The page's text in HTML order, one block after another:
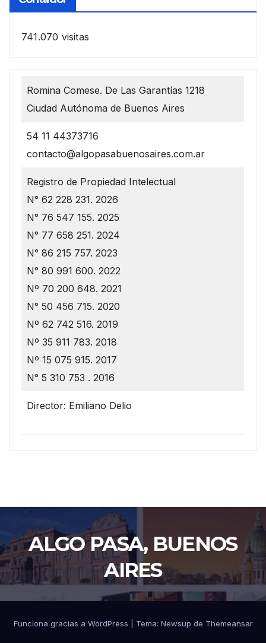
741.070 visitas
Romina Comese. De Las Garantías 1218
Ciudad Autónoma de Buenos Aires
54 11 44373716
contacto@algopasabuenosaires.com.ar
Registro de Propiedad Intelectual
N° 62 228 231. 2026
N° 76 547 155. 2025
N° 77 658 251. 2024
N° 86 215 757. 2023
N° 80 991 600. 2022
Nº 70 200 648. 2021
N° 50 456 715. 2020
Nº 62 742 516. 2019
Nº 35 911 783. 2018
Nº 15 075 915. 2017
N° 5 310 753 . 2016
Director: Emiliano Delio
ALGO PASA, BUENOS
AIRES
Funciona gracias a WordPress Tema: Newsup de Themeansar